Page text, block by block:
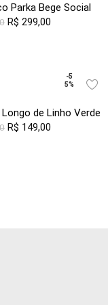
Parka Bege Social
com Capuz Sob
R$ 299,00
-5
5%
de Linho Verde
com Bolsos Sob
R$ 149,00